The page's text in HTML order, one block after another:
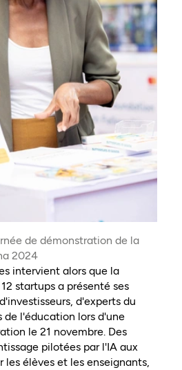
de démonstration de la
2024
intervient alors que la
startups a présenté ses
d'experts du
de l'éducation lors d'une
le 21 novembre. Des
pilotées par l'IA aux
élèves et les enseignants,